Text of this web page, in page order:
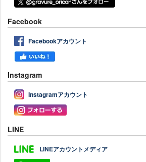
Facebook
Facebookアカウント
Instagram
Instagramアカウント
LINE
LINEアカウントメディア